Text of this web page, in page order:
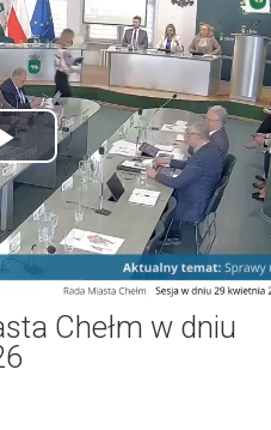
Play
Video
Chełm w dniu